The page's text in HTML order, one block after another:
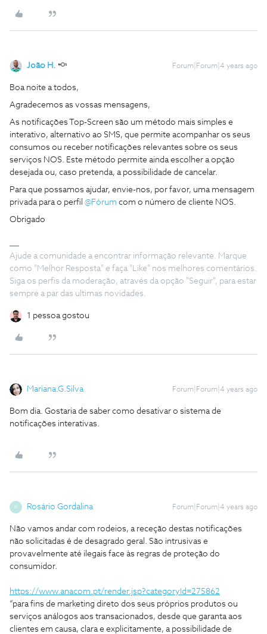
João H. Forum|Forum|4 years ago
Boa noite a todos,
Agradecemos as vossas mensagens,
As notificações Top-Screen são um método mais simples e
interativo, alternativo ao SMS, que permite acompanhar os seus
consumos ou receber notificações relevantes sobre os seus
serviços NOS. Este método permite ainda escolher a opção
desejada ou, caso pretenda, a possibilidade de cancelar.
Para que possamos ajudar, envie-nos, por favor, uma mensagem
privada para o perfil @Fórum com o número de cliente NOS.
Obrigado
Ajude a comunidade a encontrar informação relevante. Marque
como "Melhor Resposta" e faça "Like" nos melhores comentários.
Siga os perfis da moderação, através da opção "Seguir", para estar
sempre a par das ultimas novidades.
1 pessoa gostou
Mariana.G.Silva Forum|Forum|4 years ago
Bom dia. Gostaria de saber como desativar o sistema de
notificações interativas.
R Rosário Gordalina Forum|Forum|4 years ago
Não vamos andar com rodeios, a receção destas notificações
não solicitadas é de desagrado geral. São intrusivas e
provavelmente até ilegais face às regras de proteção do
consumidor.
https://www.anacom.pt/render.jsp?categoryId=275862
“para fins de marketing direto dos seus próprios produtos ou
serviços análogos aos transacionados, desde que garanta aos
clientes em causa, clara e explicitamente, a possibilidade de